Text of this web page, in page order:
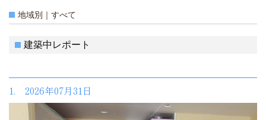
地域別｜すべて
建築中レポート
1. 2026年07月31日